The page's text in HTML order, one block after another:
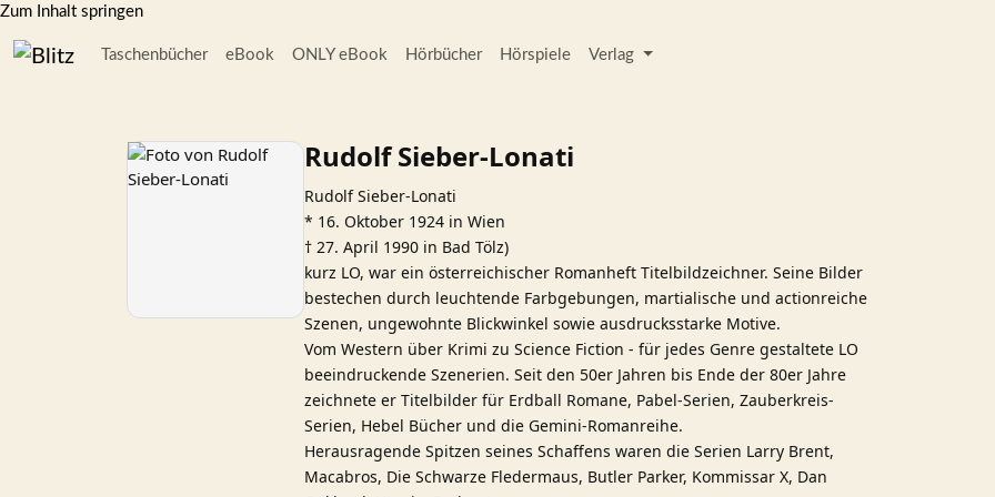
Zum Inhalt springen
Taschenbücher eBook ONLY eBook Hörbücher Hörspiele Verlag
Rudolf Sieber-Lonati
Rudolf Sieber-Lonati
* 16. Oktober 1924 in Wien
† 27. April 1990 in Bad Tölz)
kurz LO, war ein österreichischer Romanheft Titelbildzeichner. Seine Bilder
bestechen durch leuchtende Farbgebungen, martialische und actionreiche
Szenen, ungewohnte Blickwinkel sowie ausdrucksstarke Motive.
Vom Western über Krimi zu Science Fiction - für jedes Genre gestaltete LO
beeindruckende Szenerien. Seit den 50er Jahren bis Ende der 80er Jahre
zeichnete er Titelbilder für Erdball Romane, Pabel-Serien, Zauberkreis-
Serien, Hebel Bücher und die Gemini-Romanreihe.
Herausragende Spitzen seines Schaffens waren die Serien Larry Brent,
Macabros, Die Schwarze Fledermaus, Butler Parker, Kommissar X, Dan